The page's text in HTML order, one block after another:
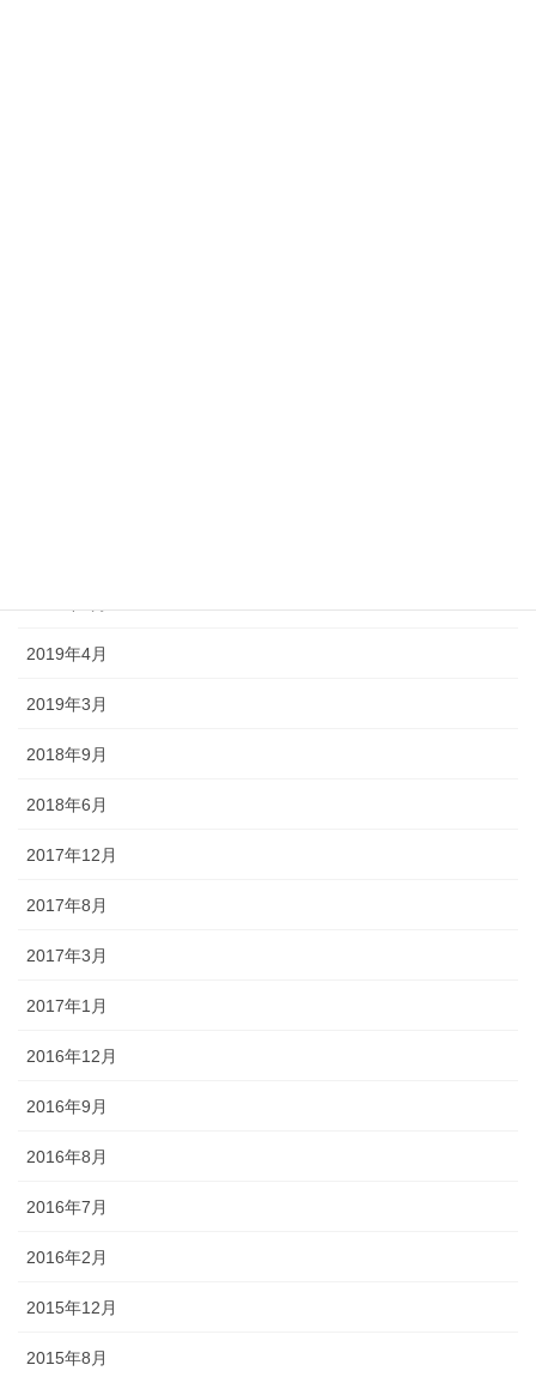
2019年4月
2019年3月
2018年9月
2018年6月
2017年12月
2017年8月
2017年3月
2017年1月
2016年12月
2016年9月
2016年8月
2016年7月
2016年2月
2015年12月
2015年8月